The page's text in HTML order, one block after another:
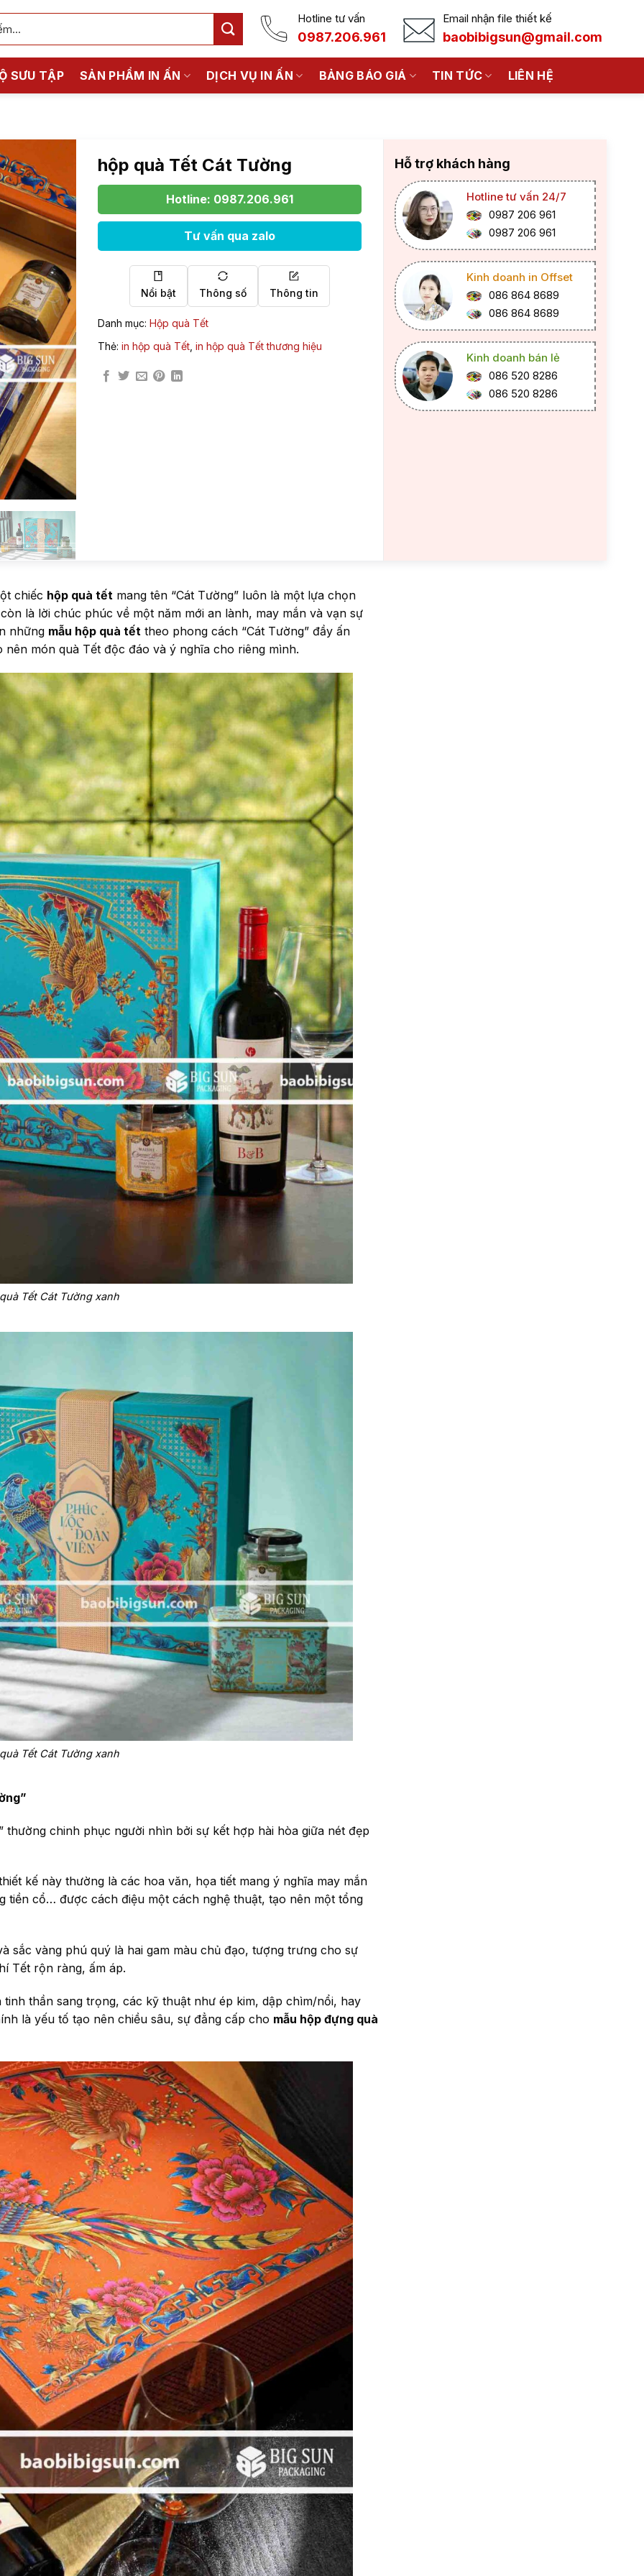
Hotline tư vấn
0987.206.961
Email nhận file thiết kế
baobibigsun@gmail.com
SƯU TẬP SẢN PHẨM IN ẤN DỊCH VỤ IN ẤN BẢNG BÁO GIÁ TIN TỨC LIÊN HỆ
hộp quà Tết Cát Tường
Hotline: 0987.206.961
Tư vấn qua zalo
Nổi bật Thông số Thông tin
Danh mục: Hộp quà Tết
Thẻ: in hộp quà Tết, in hộp quà Tết thương hiệu
Hỗ trợ khách hàng
Hotline tư vấn 24/7
0987 206 961
0987 206 961
Kinh doanh in Offset
086 864 8689
086 864 8689
Kinh doanh bán lẻ
086 520 8286
086 520 8286
chiếc hộp quà tết mang tên “Cát Tường” luôn là một lựa chọn
là lời chúc phúc về một năm mới an lành, may mắn và vạn sự
những mẫu hộp quà tết theo phong cách “Cát Tường” đầy ấn
món quà Tết độc đáo và ý nghĩa cho riêng mình.
Tết Cát Tường xanh
Tết Cát Tường xanh
chinh phục người nhìn bởi sự kết hợp hài hòa giữa nét đẹp
kế này thường là các hoa văn, họa tiết mang ý nghĩa may mắn
tiền cổ… được cách điệu một cách nghệ thuật, tạo nên một tổng
sắc vàng phú quý là hai gam màu chủ đạo, tượng trưng cho sự
Tết rộn ràng, ấm áp.
thần sang trọng, các kỹ thuật như ép kim, dập chìm/nổi, hay
là yếu tố tạo nên chiều sâu, sự đẳng cấp cho mẫu hộp đựng quà